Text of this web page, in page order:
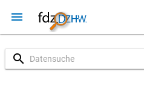
menu
search